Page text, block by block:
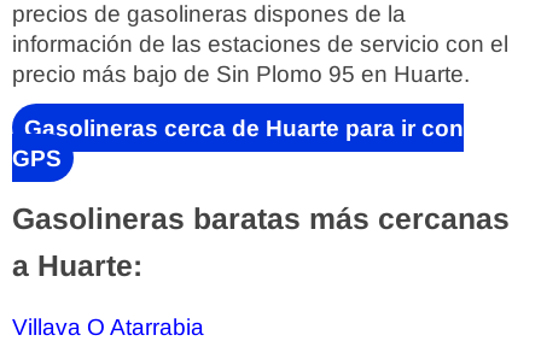
precios de gasolineras dispones de la
información de las estaciones de servicio con el
precio más bajo de Sin Plomo 95 en Huarte.
Gasolineras cerca de Huarte para ir con
GPS
Gasolineras baratas más cercanas
a Huarte:
Villava O Atarrabia